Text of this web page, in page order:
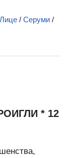
Лице / Серуми /
* 12